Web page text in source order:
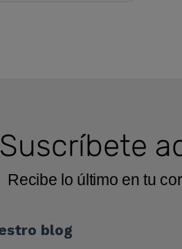
Suscríbete
Recibe lo último en tu